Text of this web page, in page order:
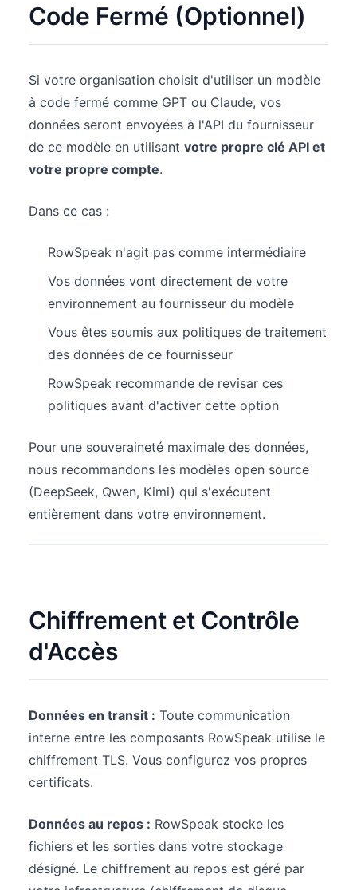
Code Fermé (Optionnel)
Si votre organisation choisit d'utiliser un modèle
à code fermé comme GPT ou Claude, vos
données seront envoyées à l'API du fournisseur
de ce modèle en utilisant votre propre clé API et
votre propre compte.
Dans ce cas :
RowSpeak n'agit pas comme intermédiaire
Vos données vont directement de votre
environnement au fournisseur du modèle
Vous êtes soumis aux politiques de traitement
des données de ce fournisseur
RowSpeak recommande de revisar ces
politiques avant d'activer cette option
Pour une souveraineté maximale des données,
nous recommandons les modèles open source
(DeepSeek, Qwen, Kimi) qui s'exécutent
entièrement dans votre environnement.
Chiffrement et Contrôle
d'Accès
Données en transit : Toute communication
interne entre les composants RowSpeak utilise le
chiffrement TLS. Vous configurez vos propres
certificats.
Données au repos : RowSpeak stocke les
fichiers et les sorties dans votre stockage
désigné. Le chiffrement au repos est géré par